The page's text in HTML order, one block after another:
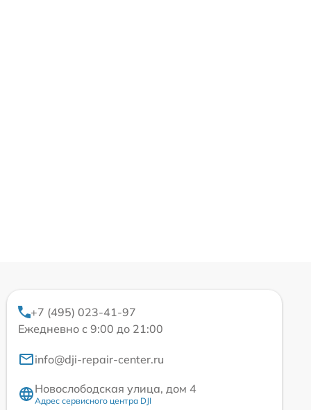
+7 (495) 023-41-97
Ежедневно с 9:00 до 21:00
info@dji-repair-center.ru
Новослободская улица, дом 4
Адрес сервисного центра DJI